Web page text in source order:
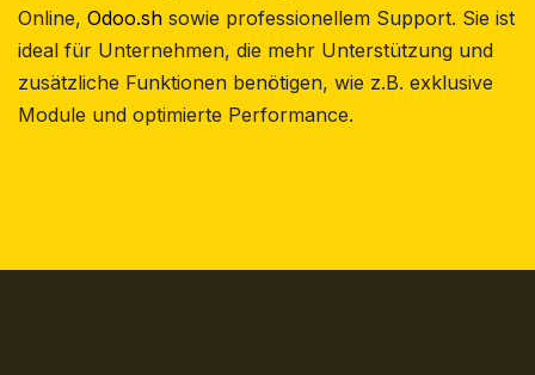
Online, Odoo.sh sowie professionellem Support. Sie ist
ideal für Unternehmen, die mehr Unterstützung und
zusätzliche Funktionen benötigen, wie z.B. exklusive
Module und optimierte Performance.